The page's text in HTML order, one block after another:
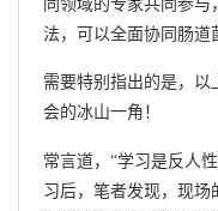
同领域的专家共同参
法，可以全面协同肠道
需要特别指出的是，以
会的冰山一角！
常言道，“学习是反人
习后，笔者发现，现